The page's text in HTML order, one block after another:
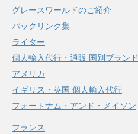
グレースワールドのご紹介
バックリンク集
ライター
個人輸入代行・通販 国別ブランド
アメリカ
イギリス・英国 個人輸入代行
フォートナム・アンド・メイソン
フランス